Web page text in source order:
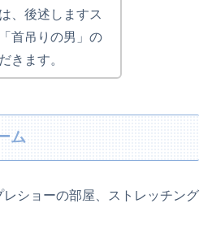
、後述しますス
首吊りの男」の
きます。
ム
ショーの部屋、ストレッチング